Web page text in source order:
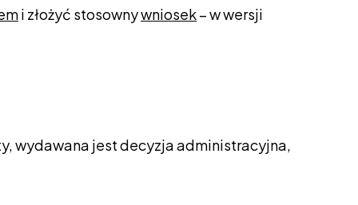
i złożyć stosownywniosek– w wersji
wydawana jest decyzja administracyjna,